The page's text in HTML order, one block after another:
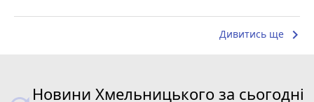
Дивитись ще keyboard_arrow_right
Новини Хмельницького за сьогодні